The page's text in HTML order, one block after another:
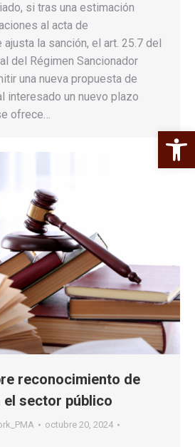
Abrir
si tras una estimación
al acta de
la sanción, el art. 25.7 del
del Régimen Sancionador
una nueva propuesta de
interesado un nuevo plazo
ofrece…
reconocimiento de
el sector público
octubre 20, 2024